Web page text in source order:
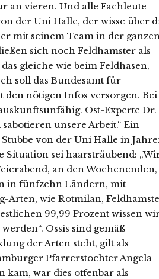
an vieren. Und alle Fachleute
der Uni Halle, der wisse über
mit seinem Team in der
sich noch Feldhamster als
gleiche wie beim Feldhasen,
soll das Bundesamt für
nötigen Infos versorgen. Bei
Ost-Experte Dr.
unsere Arbeit.“ Ein
von der Uni Halle in
Situation sei haarsträubend:
an den Wochenenden,
in fünfzehn Ländern, mit
Arten, wie Rotmilan,
99,99 Prozent wissen
Ossis sind gemäß
der Arten steht, gilt als
Pfarrerstochter Angela
war dies offenbar als